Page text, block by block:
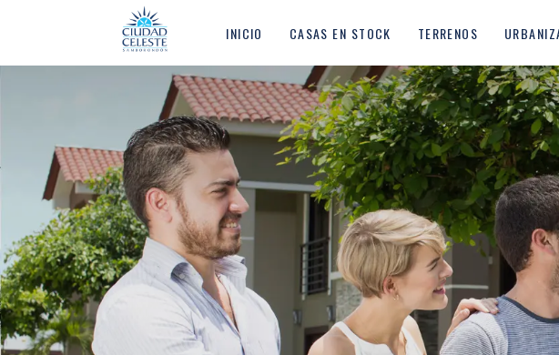
INICIO CASAS EN STOCK TERRENOS